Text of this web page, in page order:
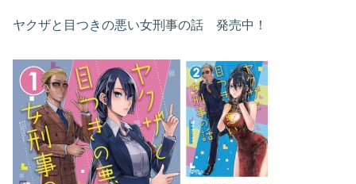
ヤクザと目つきの悪い女刑事の話 発売中！